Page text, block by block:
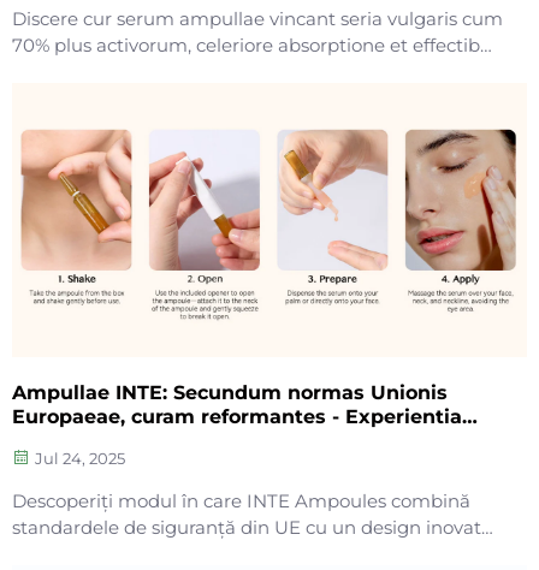
Discere cur serum ampullae vincant seria vulgaris cum
70% plus activorum, celeriore absorptione et effectibus
Ampullae INTE: Secundum normas Unionis
Europaeae, curam reformantes - Experientia
Jul 24, 2025
Descoperiți modul în care INTE Ampoules combină
standardele de siguranță din UE cu un design inovator